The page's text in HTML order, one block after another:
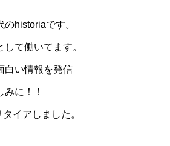
historiaです。
て働いてます。
白い情報を発信
に！！
イアしました。